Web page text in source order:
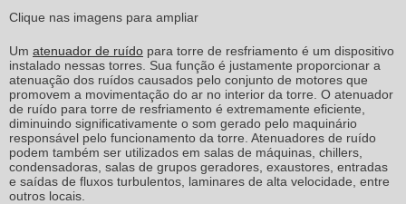
Clique nas imagens para ampliar
Um atenuador de ruído para torre de resfriamento é um dispositivo
instalado nessas torres. Sua função é justamente proporcionar a
atenuação dos ruídos causados pelo conjunto de motores que
promovem a movimentação do ar no interior da torre. O atenuador
de ruído para torre de resfriamento é extremamente eficiente,
diminuindo significativamente o som gerado pelo maquinário
responsável pelo funcionamento da torre. Atenuadores de ruído
podem também ser utilizados em salas de máquinas, chillers,
condensadoras, salas de grupos geradores, exaustores, entradas
e saídas de fluxos turbulentos, laminares de alta velocidade, entre
outros locais.